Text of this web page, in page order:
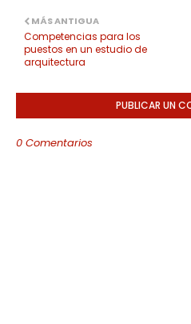
MÁS ANTIGUA
Competencias para los
puestos en un estudio de
arquitectura
PUBLICAR UN
0 Comentarios